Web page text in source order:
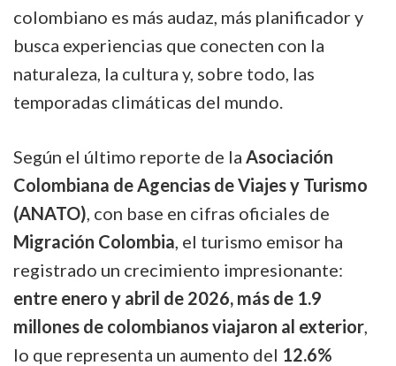
marcan
turismo
2026
colombiano es más audaz, más planificador y
busca experiencias que conecten con la
naturaleza, la cultura y, sobre todo, las
temporadas climáticas del mundo.
Según el último reporte de la Asociación
Colombiana de Agencias de Viajes y Turismo
(ANATO), con base en cifras oficiales de
Migración Colombia, el turismo emisor ha
registrado un crecimiento impresionante:
entre enero y abril de 2026, más de 1.9
millones de colombianos viajaron al exterior,
lo que representa un aumento del 12.6%